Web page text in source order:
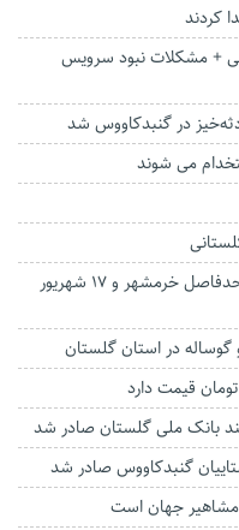
+ مشکلات نبود سرویس
در گنبدکاووس شد
تصاویر آب گرفتگی امروز خیابون نامجو، حدفاصل خرمشهر و 17 شهریور
مشاهیر جهان است